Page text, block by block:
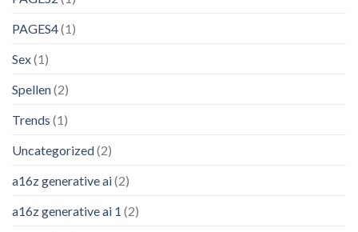
PAGES4(1)
Sex(1)
Spellen(2)
Trends (1)
Uncategorized(2)
a16z generative ai(2)
a16z generative ai 1 (2)